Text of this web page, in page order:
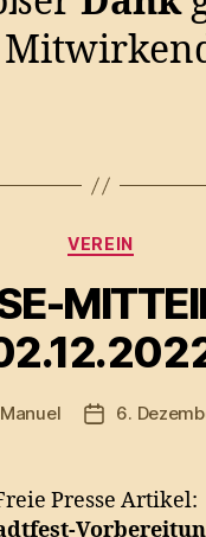
Kategorien
VEREIN
Manuel 6.
Presse Artikel: